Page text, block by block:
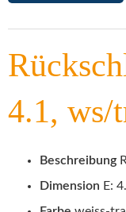
4.1, ws/
Beschreibung
Dimension E: